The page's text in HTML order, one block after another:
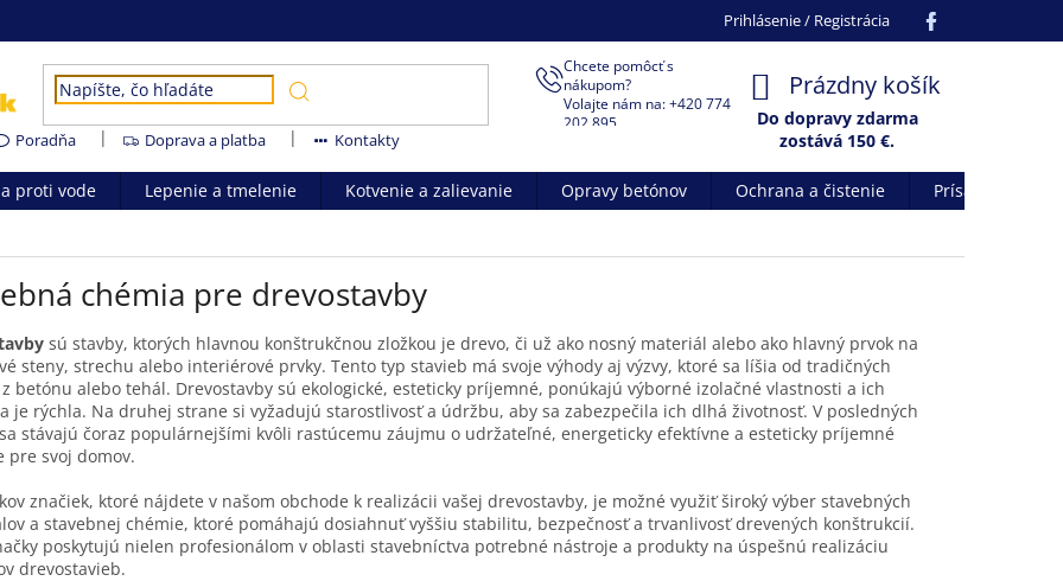
Prihlásenie / Registrácia
Chcete pomôcť s
nákupom?
Volajte nám na: +420 774
202 895
NÁKUPNÝ
KOŠÍK
Prázdny košík
Poradňa Doprava a platba Kontakty
Do dopravy zdarma
zostává 150 €.
proti vode Lepenie a tmelenie Kotvenie a zalievanie Opravy betónov Ochrana a čistenie
Prísady do
chémia pre drevostavby
sú stavby, ktorých hlavnou konštrukčnou zložkou je drevo, či už ako nosný materiál alebo ako hlavný prvok na
steny, strechu alebo interiérové prvky. Tento typ stavieb má svoje výhody aj výzvy, ktoré sa líšia od tradičných
betónu alebo tehál. Drevostavby sú ekologické, esteticky príjemné, ponúkajú výborné izolačné vlastnosti a ich
je rýchla. Na druhej strane si vyžadujú starostlivosť a údržbu, aby sa zabezpečila ich dlhá životnosť. V posledných
stávajú čoraz populárnejšími kvôli rastúcemu záujmu o udržateľné, energeticky efektívne a esteticky príjemné
pre svoj domov.
značiek, ktoré nájdete v našom obchode k realizácii vašej drevostavby, je možné využiť široký výber stavebných
a stavebnej chémie, ktoré pomáhajú dosiahnuť vyššiu stabilitu, bezpečnosť a trvanlivosť drevených konštrukcií.
poskytujú nielen profesionálom v oblasti stavebníctva potrebné nástroje a produkty na úspešnú realizáciu
drevostavieb.